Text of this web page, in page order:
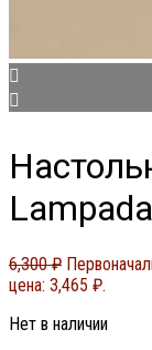
6,300₽
цена: 3,465 ₽.
Нет в наличии